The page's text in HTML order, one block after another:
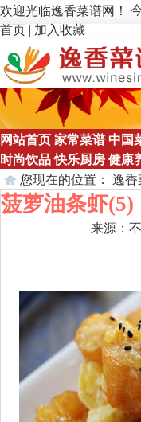
欢迎光临逸香菜谱网！
首页|加入收藏
网站首页 家常菜谱 中国
时尚饮品 快乐厨房 健康
您现在的位置： 逸香
菠萝油条虾(5)
来源：